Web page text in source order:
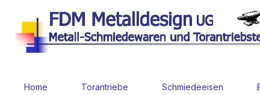
Hauptinhalt springen
Zur Suche springen
Zur Hauptnavigation springen
Home Torantriebe Schmiedeeisen